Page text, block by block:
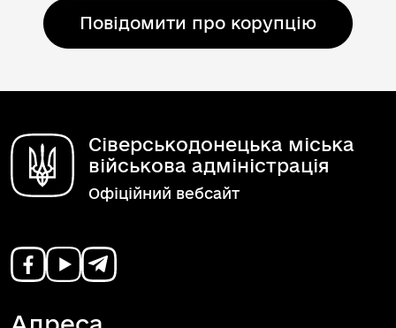
Повідомити про корупцію
Сіверськодонецька міська
військова адміністрація
Офіційний вебсайт